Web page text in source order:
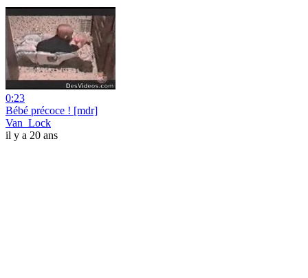
0:23
Bébé précoce ! [mdr]
Van_Lock
il y a 20 ans